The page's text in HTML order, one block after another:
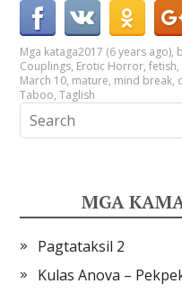
Mga kataga2017 (6 years ago),
Couplings, Erotic Horror,fetish,
March 10, mature, mind break,
Taboo,Taglish
MGA
Pagtataksil 2
Kulas Anova –